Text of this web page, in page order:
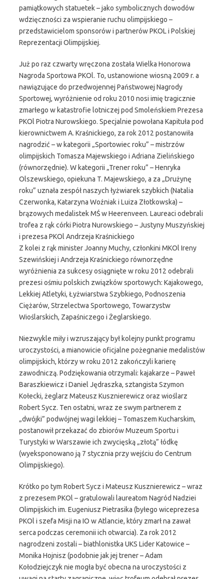
pamiątkowych statuetek – jako symbolicznych dowodów
wdzięczności za wspieranie ruchu olimpijskiego –
przedstawicielom sponsorów i partnerów PKOL i Polskiej
Reprezentacji Olimpijskiej.
Już po raz czwarty wręczona została Wielka Honorowa
Nagroda Sportowa PKOl. To, ustanowione wiosną 2009 r. a
nawiązujące do przedwojennej Państwowej Nagrody
Sportowej, wyróżnienie od roku 2010 nosi imię tragicznie
zmarłego w katastrofie lotniczej pod Smoleńskiem Prezesa
PKOl Piotra Nurowskiego. Specjalnie powołana Kapituła pod
kierownictwem A. Kraśnickiego, za rok 2012 postanowiła
nagrodzić – w kategorii „Sportowiec roku” – mistrzów
olimpijskich Tomasza Majewskiego i Adriana Zielińskiego
(równorzędnie). W kategorii „Trener roku” – Henryka
Olszewskiego, opiekuna T. Majewskiego, a za „Drużynę
roku” uznała zespół naszych łyżwiarek szybkich (Natalia
Czerwonka, Katarzyna Woźniak i Luiza Złotkowska) –
brązowych medalistek MŚ w Heerenveen. Laureaci odebrali
trofea z rąk córki Piotra Nurowskiego – Justyny Muszyńskiej
i prezesa PKOl Andrzeja Kraśnickiego
Z kolei z rąk minister Joanny Muchy, członkini MKOl Ireny
Szewińskiej i Andrzeja Kraśnickiego równorzędne
wyróżnienia za sukcesy osiągnięte w roku 2012 odebrali
prezesi ośmiu polskich związków sportowych: Kajakowego,
Lekkiej Atletyki, Łyżwiarstwa Szybkiego, Podnoszenia
Ciężarów, Strzelectwa Sportowego, Towarzystw
Wioślarskich, Zapaśniczego i Żeglarskiego.
Niezwykle miły i wzruszający był kolejny punkt programu
uroczystości, a mianowicie oficjalne pożegnanie medalistów
olimpijskich, którzy w roku 2012 zakończyli karierę
zawodniczą. Podziękowania otrzymali: kajakarze – Paweł
Baraszkiewicz i Daniel Jędraszka, sztangista Szymon
Kołecki, żeglarz Mateusz Kusznierewicz oraz wioślarz
Robert Sycz. Ten ostatni, wraz ze swym partnerem z
„dwójki” podwójnej wagi lekkiej – Tomaszem Kucharskim,
postanowił przekazać do zbiorów Muzeum Sportu i
Turystyki w Warszawie ich zwycięską „złotą” łódkę
(wyeksponowano ją 7 stycznia przy wejściu do Centrum
Olimpijskiego).
Krótko po tym Robert Sycz i Mateusz Kusznierewicz – wraz
z prezesem PKOl – gratulowali laureatom Nagród Nadziei
Olimpijskich im. Eugeniusz Pietrasika (byłego wiceprezesa
PKOl i szefa Misji na IO w Atlancie, który zmarł na zawał
serca podczas ceremonii ich otwarcia). Za rok 2012
nagrodzeni zostali – biathlonistka UKS Lider Katowice –
Monika Hojnisz (podobnie jak jej trener – Adam
Kołodziejczyk nie mogła być obecna na uroczystości z